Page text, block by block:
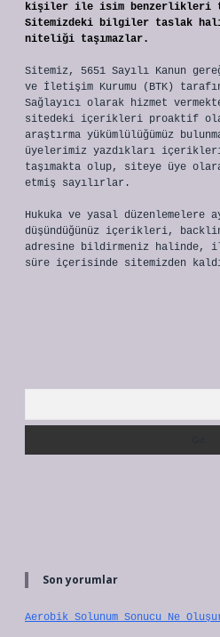
kişiler ile isim benzerlikleri
Sitemizdeki bilgiler taslak
niteliği taşımazlar.
Sitemiz, 5651 Sayılı Kanun
ve İletişim Kurumu (BTK)
Sağlayıcı olarak hizmet
sitedeki içerikleri proaktif
araştırma yükümlülüğümüz
üyelerimiz yazdıkları
taşımakta olup, siteye üye
etmiş sayılırlar.
Hukuka ve yasal düzenlemelere
düşündüğünüz içerikleri,
adresine bildirmeniz
süre içerisinde sitemizden
Son yorumlar
Aerobik Solunum Sonucu Ne